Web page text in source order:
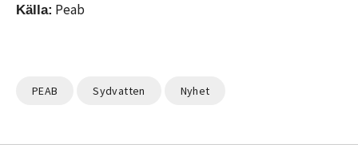
Källa: Peab
PEAB Sydvatten Nyhet